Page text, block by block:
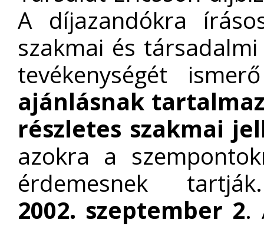
A díjazandókra
szakmai és
tevékenységét
ajánlásnak
részletes szakmai
azokra a
érdemesnek
2002. szeptember 2.